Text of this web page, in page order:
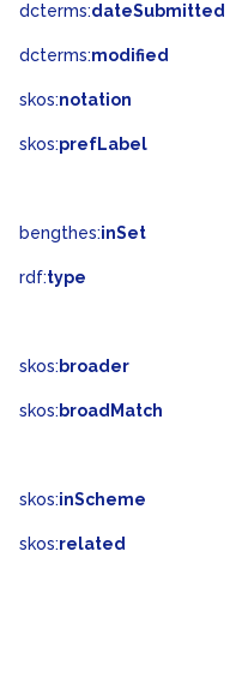
dcterms:dateSubmitted
dcterms:modified
skos:notation
skos:prefLabel
bengthes:inSet
rdf:type
skos: broader
skos: broadMatch
skos:inScheme
skos:related